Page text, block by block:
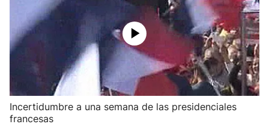
Incertidumbre a una semana de las presidenciales
francesas